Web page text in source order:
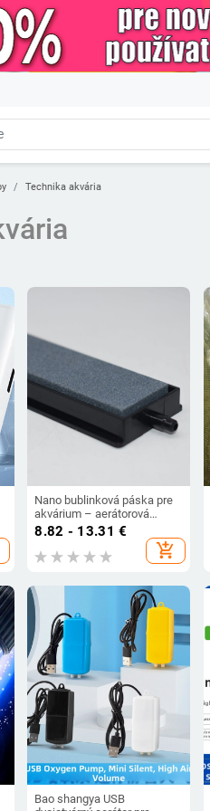
Technika akvária
Nano bublinková páska pre
akvárium – aerátorová
doska, bublinkový kameň a
8.82 - 13.31 €
add_shopping_cart
Bao shangya USB